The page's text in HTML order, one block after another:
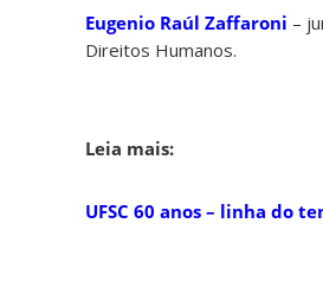
Eugenio Raúl Zaffaroni –
Direitos Humanos.
Leia mais:
UFSC 60 anos – linha do